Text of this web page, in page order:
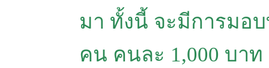
มา ทั้งนี้ จะมีการมอ
คน คนละ 1,000 บา